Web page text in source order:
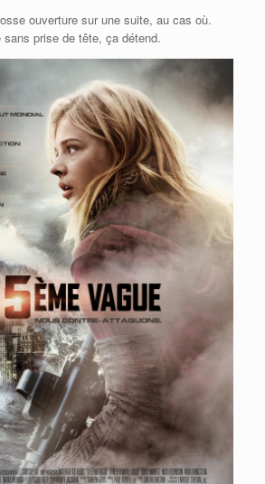
ouverture sur une suite, au cas où.
sans prise de tête, ça détend.